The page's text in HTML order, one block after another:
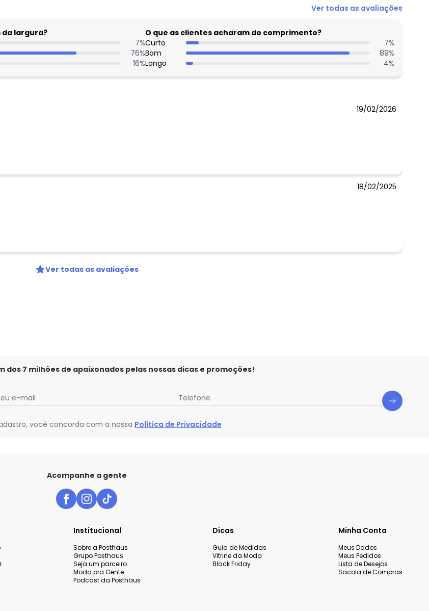
N/D*
N/D*
N/D*
N/D*
N/D*
Ver todas as avaliações
da largura?
7%
76%
16%
O que as clientes acharam do comprimento?
Curto
7%
Bom
89%
Longo
4%
19/02/2026
18/02/2025
Ver todas as avaliações
dos 7 milhões de apaixonados pelas nossas dicas e promoções!
e-mail Telefone
você concorda com a nossa Política de Privacidade
Acompanhe a gente
Institucional
Sobre a Posthaus
Grupo Posthaus
Seja um parceiro
Moda pra Gente
Podcast da Posthaus
Dicas
Guia de Medidas
Vitrine da Moda
Black Friday
Minha Conta
Meus Dados
Meus Pedidos
Lista de Desejos
Sacola de Compras
Digite seu e-mail
Telefone